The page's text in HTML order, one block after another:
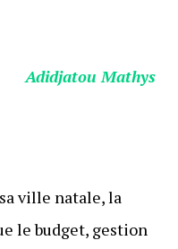
Adidjatou Mathys
ville natale, la
le budget, gestion